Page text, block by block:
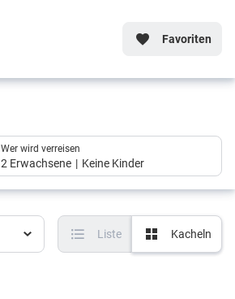
Favoriten
Wer wird verreisen
2 Erwachsene Keine Kinder
Liste Kacheln